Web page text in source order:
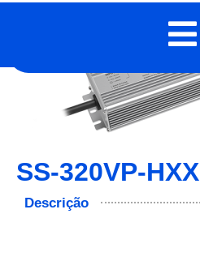
SS-320VP-HXX
Descrição